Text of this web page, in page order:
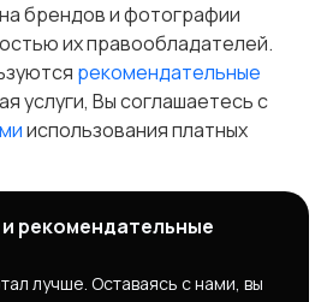
брендов и фотографии
их правообладателей.
рекомендательные
услуги, Вы соглашаетесь c
использования платных
Правила сервиса
Пользовательское
товары/услуги
Партнерская программа
рекомендательные
лучше. Оставаясь с нами, вы